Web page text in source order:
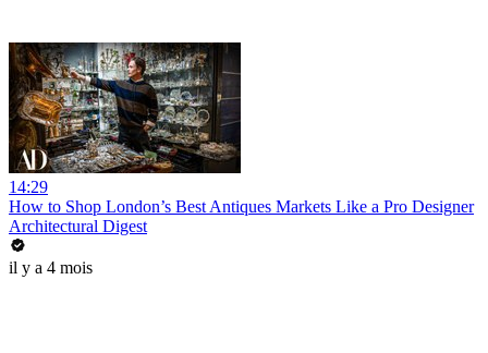
14:29
How to Shop London’s Best Antiques Markets Like a Pro Designer
Architectural Digest
il y a 4 mois